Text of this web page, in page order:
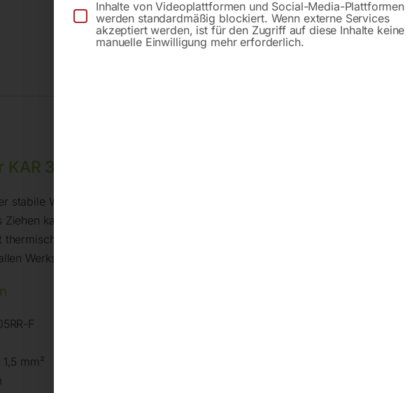
Anfrageformular
3×1,5 15m
stabile Wand- bzw. Deckenaufhängung
Ziehen kann das Kabel arretiert oder nach Wunsch automatisch aufgerollt
Überlastsicherung
Werkstätten
F
mm²
Inhalte von Videoplattformen und Social-Media-Plattformen
werden standardmäßig blockiert. Wenn externe Services
akzeptiert werden, ist für den Zugriff auf diese Inhalte keine
manuelle Einwilligung mehr erforderlich.